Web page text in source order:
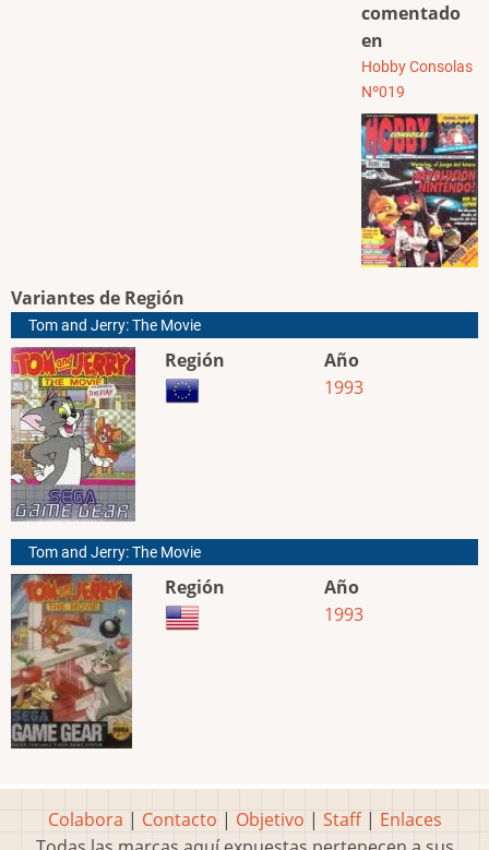
comentado
en
Hobby Consolas
Nº019
Variantes de Región
Tom and Jerry: The Movie
Región
Año
1993
Tom and Jerry: The Movie
Región
Año
1993
Colabora | Contacto | Objetivo | Staff| Enlaces